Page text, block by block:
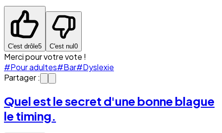
C'est drôle5 C'est nul 0
Merci pour votre vote !
#Pour adultes#Bar#Dyslexie
Partager :
Quel est le secret d'une bonne blague
le timing.